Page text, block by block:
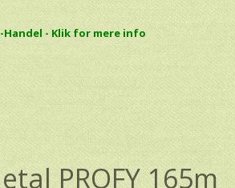
Handel - Klik for mere info
PROFY 165m